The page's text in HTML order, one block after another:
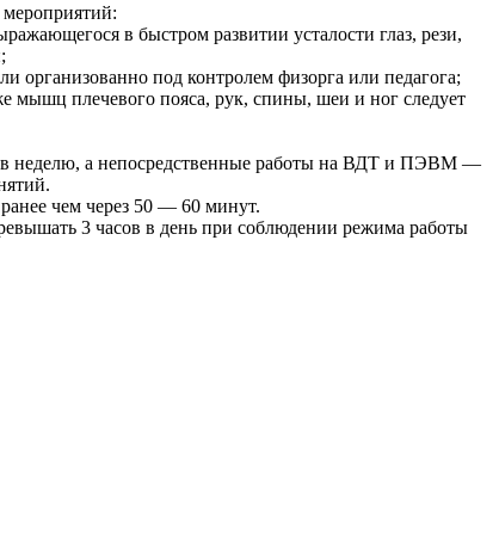
в быстром развитии усталости глаз, рези,
организованно под контролем физорга или педагога;
мышц плечевого пояса, рук, спины, шеи и ног следует
в неделю, а непосредственные работы на ВДТ и ПЭВМ —
чем через 50 — 60 минут.
3 часов в день при соблюдении режима работы